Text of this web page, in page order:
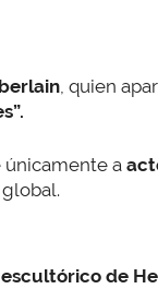
, quien
a
de